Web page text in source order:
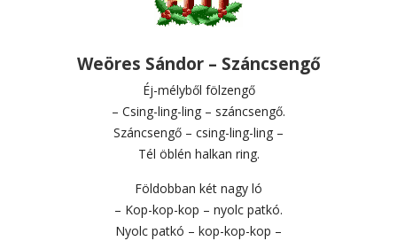
Weöres Sándor – Száncsengő
Éj-mélyből fölzengő
– Csing-ling-ling – száncsengő.
Száncsengő – csing-ling-ling –
Tél öblén halkan ring.
Földobban két nagy ló
– Kop-kop-kop – nyolc patkó.
Nyolc patkó – kop-kop-kop –